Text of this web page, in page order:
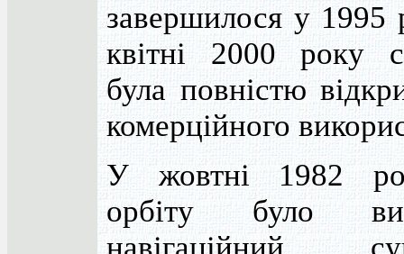
завершилося у 1995
квітні 2000 року
була повністю
комерційного
У жовтні 1982
орбіту було